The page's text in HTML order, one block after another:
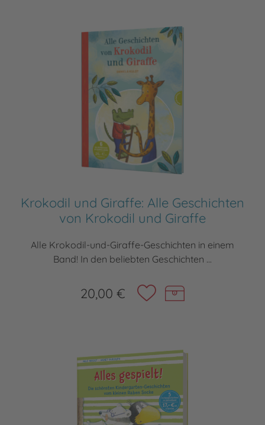
Krokodil und Giraffe: Alle Geschichten
von Krokodil und Giraffe
Alle Krokodil-und-Giraffe-Geschichten in einem
Band! In den beliebten Geschichten ...
20,00 €